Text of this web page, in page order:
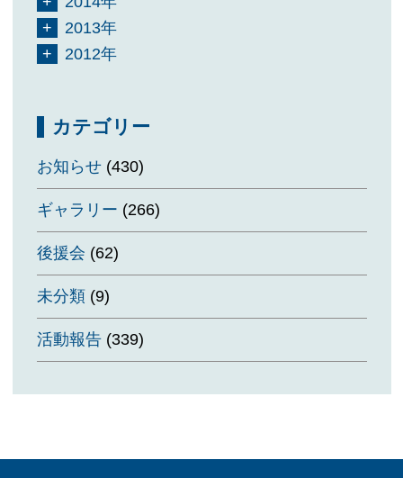
2013年
2012年
カテゴリー
お知らせ(430)
ギャラリー (266)
後援会 (62)
未分類(9)
活動報告(339)